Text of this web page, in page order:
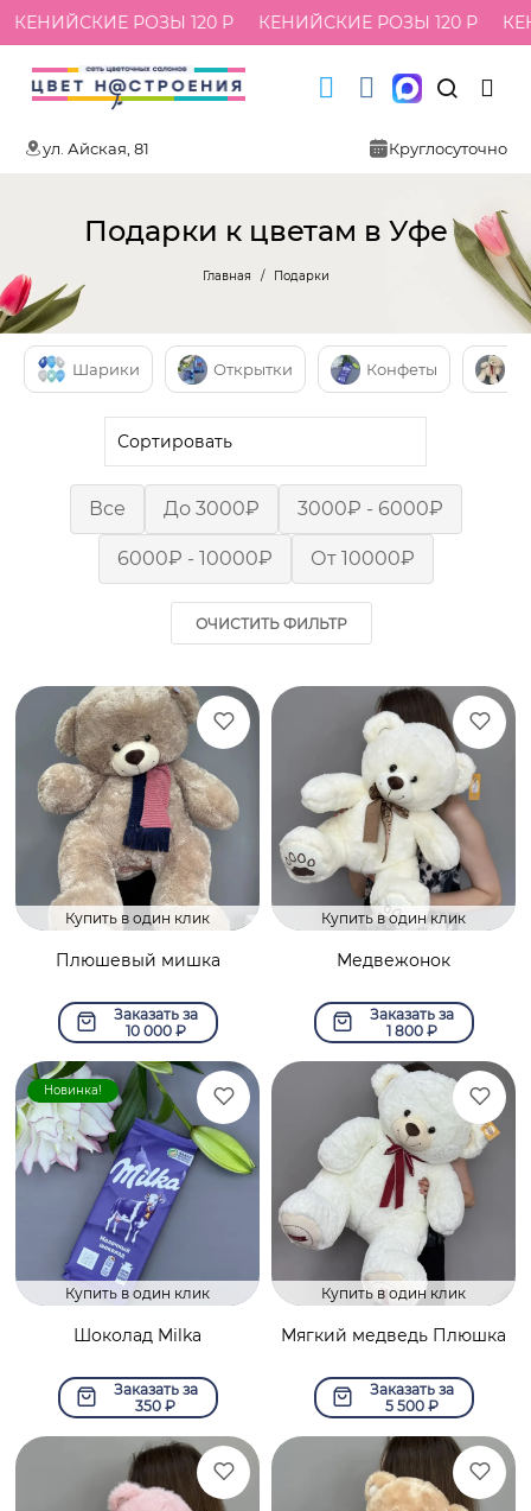
РОЗЫ 120 Р КЕНИЙСКИЕ РОЗЫ 120 Р
ул. Айская, 81 Круглосуточно
Подарки к цветам в Уфе
Главная Подарки
Шарики Открытки Конфеты
Все До 3000₽ 3000₽ - 6000₽
6000₽ - 10000₽ От 10000₽
ОЧИСТИТЬ ФИЛЬТР
Купить в один клик
Плюшевый мишка
Заказать за
10 000₽
Купить в один клик
Медвежонок
Заказать за
1 800₽
Новинка!
Купить в один клик
Шоколад Milka
Заказать за
350 ₽
Купить в один клик
Мягкий медведь Плюшка
Заказать за
5 500₽